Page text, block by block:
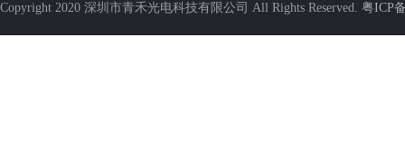
Copyright 2020 深圳市青禾光电科技有限公司 All Rights Reserved. 粤ICP